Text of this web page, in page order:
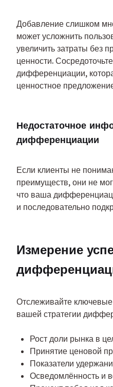
Добавление слишком
может усложнить
увеличить затраты без
ценности.
дифференциации,
ценностное
Недостаточное
дифференциации
Если клиенты не
преимуществ, они не
что ваша
и последовательно
Измерение
Отслеживайте
вашей стратегии
Рост доли рынка в
Принятие ценовой
Показатели
Осведомлённость и